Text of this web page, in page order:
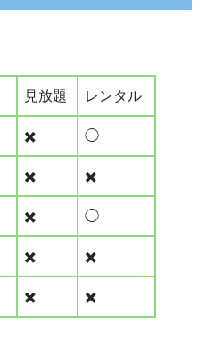
見放題 レンタル
✖️ ◯
✖️ ✖️
✖️ ◯
✖️ ✖️
✖️ ✖️